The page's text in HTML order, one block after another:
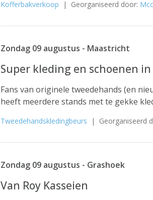
Kofferbakverkoop | Georganiseerd door:
Zondag 09 augustus - Maastricht
Super kleding en schoenen
Fans van originele tweedehands (en
heeft meerdere stands met te gekke
Tweedehandskledingbeurs | Georganiseerd
Zondag 09 augustus - Grashoek
Van Roy Kasseien